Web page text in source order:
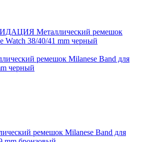
ремешок Milanese Band для
черный